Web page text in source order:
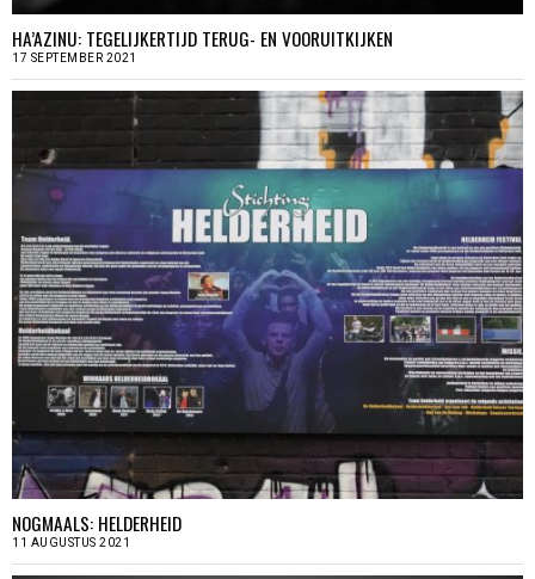
HA’AZINU: TEGELIJKERTIJD TERUG- EN VOORUITKIJKEN
17 SEPTEMBER 2021
NOGMAALS: HELDERHEID
11 AUGUSTUS 2021